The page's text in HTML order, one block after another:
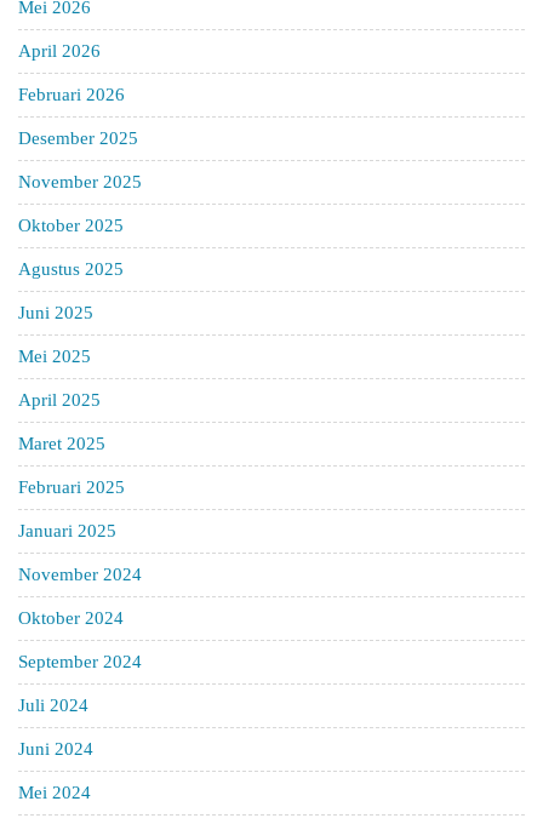
Mei 2026
April 2026
Februari 2026
Desember 2025
November 2025
Oktober 2025
Agustus 2025
Juni 2025
Mei 2025
April 2025
Maret 2025
Februari 2025
Januari 2025
November 2024
Oktober 2024
September 2024
Juli 2024
Juni 2024
Mei 2024